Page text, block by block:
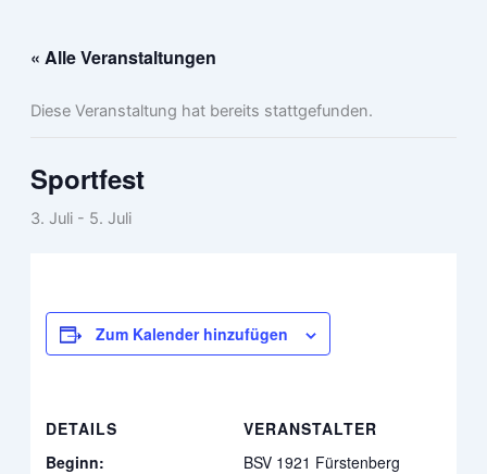
springen« Alle Veranstaltungen
Diese Veranstaltung hat bereits stattgefunden.
Sportfest
3. Juli- 5. Juli
Zum Kalender hinzufügen
DETAILS
Beginn:
VERANSTALTER
BSV 1921 Fürstenberg